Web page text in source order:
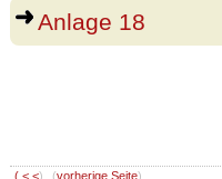
Anlage 18
( < <) (vorherige Seite)